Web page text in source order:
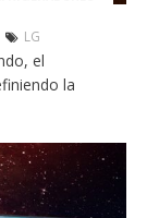
LG
el
la